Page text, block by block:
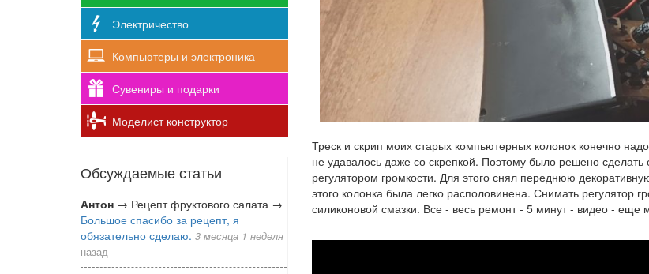
Электричество
Компьютеры и электроника
Сувениры и подарки
Моделист конструктор
Обсуждаемые статьи
Антон → Рецепт фруктового салата →
Большое спасибо за рецепт, я
обязательно сделаю. 3 месяца 1 неделя
назад
Треск и скрип моих старых компьютерных колонок конечно
не удавалось даже со скрепкой. Поэтому было решено
регулятором громкости. Для этого снял переднюю
этого колонка была легко располовинена. Снимать регулятор
силиконовой смазки. Все - весь ремонт - 5 минут - видео - еще